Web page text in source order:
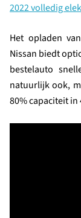
2022 volledig
Het opladen
Nissan biedt
bestelauto
natuurlijk ook,
80% capaciteit